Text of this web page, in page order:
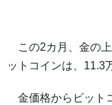
この2カ月、金の
ットコインは、11.3
金価格からビット